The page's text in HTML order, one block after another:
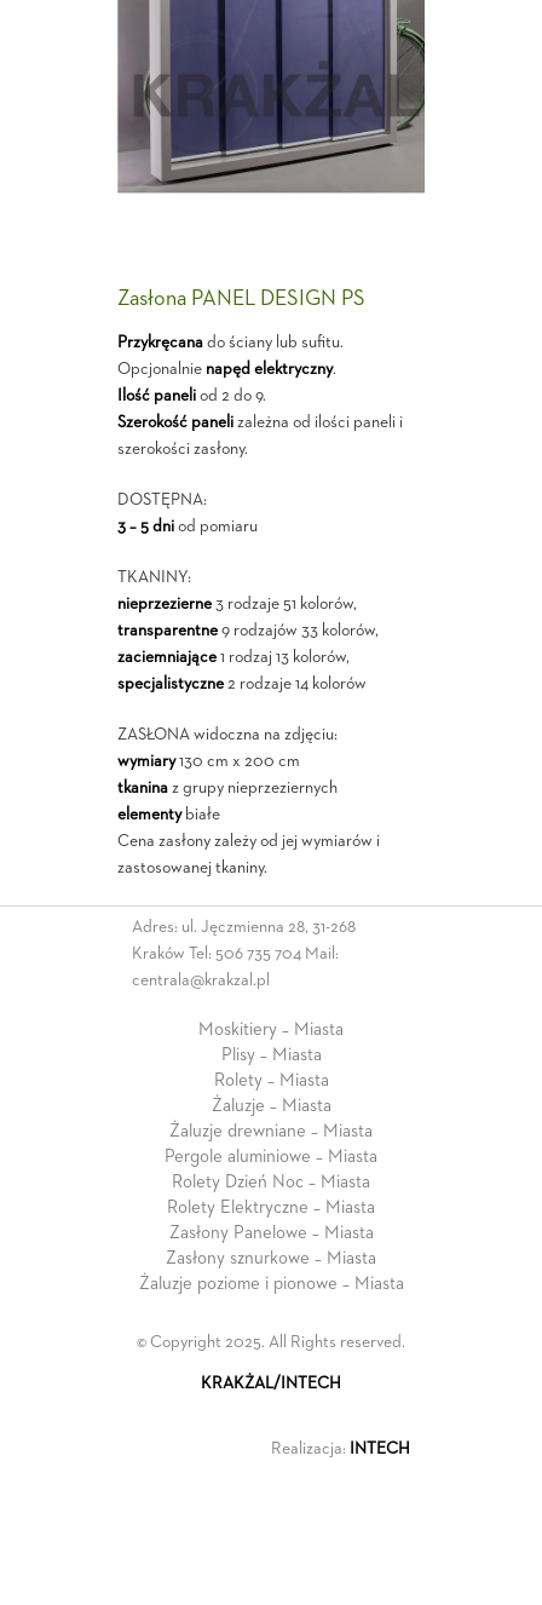
Zasłona PANEL DESIGN PS
Przykręcanado ściany lub sufitu.
Opcjonalnie napęd elektryczny.
Ilość paneliod 2 do 9.
Szerokość panelizależna od ilości paneli i
szerokości zasłony.
DOSTĘPNA:
3 – 5 dniod pomiaru
TKANINY:
nieprzezierne3 rodzaje 51 kolorów,
transparentne9 rodzajów 33 kolorów,
zaciemniające1 rodzaj 13 kolorów,
specjalistyczne2 rodzaje 14 kolorów
ZASŁONA widoczna na zdjęciu:
wymiary130 cm x 200 cm
tkaninaz grupy nieprzeziernych
elementybiałe
Cena zasłony zależy od jej wymiarów i
zastosowanej tkaniny.
Adres: ul. Jęczmienna 28, 31-268
Kraków Tel: 506 735 704 Mail:
centrala@krakzal.pl
Moskitiery – Miasta
Plisy – Miasta
Rolety – Miasta
Żaluzje – Miasta
Żaluzje drewniane – Miasta
Pergole aluminiowe – Miasta
Rolety Dzień Noc – Miasta
Rolety Elektryczne – Miasta
Zasłony Panelowe – Miasta
Zasłony sznurkowe – Miasta
Żaluzje poziome i pionowe – Miasta
© Copyright 2025. All Rights reserved.
KRAKŻAL/INTECH
Realizacja: INTECH